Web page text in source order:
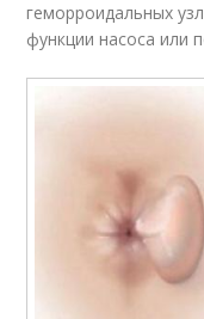
геморроидальных
функции насоса или